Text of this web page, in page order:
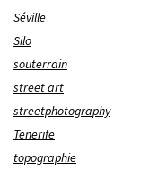
Séville
Silo
souterrain
street art
streetphotography
Tenerife
topographie